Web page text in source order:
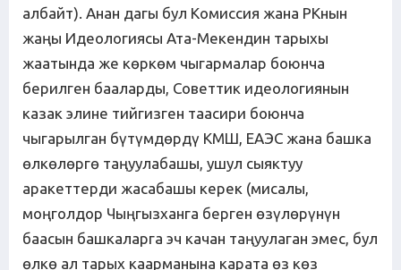
албайт). Анан дагы бул Комиссия жана РКнын
жаңы Идеологиясы Ата-Мекендин тарыхы
жаатында же көркөм чыгармалар боюнча
берилген бааларды, Советтик идеологиянын
казак элине тийгизген таасири боюнча
чыгарылган бүтүмдөрдү КМШ, ЕАЭС жана башка
өлкөлөргө таңуулабашы, ушул сыяктуу
аракеттерди жасабашы керек (мисалы,
моңголдор Чыңгызханга берген өзүлөрүнүн
баасын башкаларга эч качан таңуулаган эмес, бул
өлкө ал тарых каарманына карата өз көз